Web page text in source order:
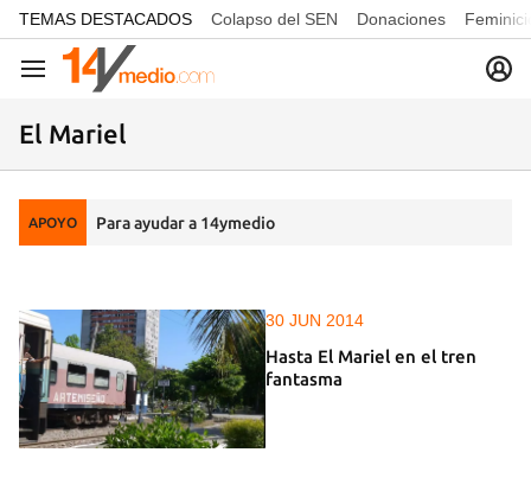
common.go-to-content
TEMAS DESTACADOS Colapso del SEN Donaciones
Navegación
El Mariel
APOYO Para ayudar a 14ymedio
30 JUN 2014
Hasta El Mariel en el tren
fantasma